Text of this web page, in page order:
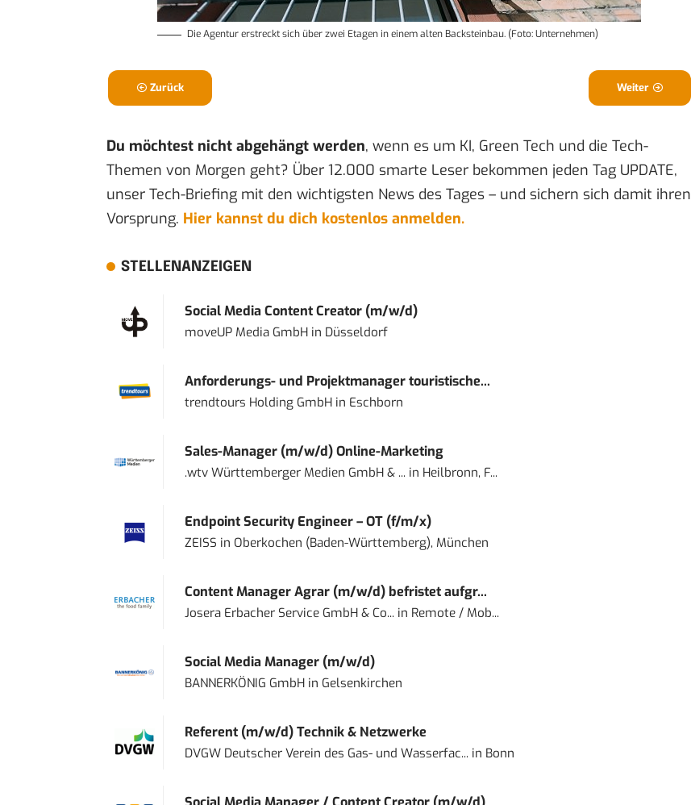
Die Agentur erstreckt sich über zwei Etagen in einem alten Backsteinbau. (Foto: Unternehmen)
Zurück Weiter
Du möchtest nicht abgehängt werden, wenn es um KI, Green Tech und die Tech-
Themen von Morgen geht? Über 12.000 smarte Leser bekommen jeden Tag UPDATE,
unser Tech-Briefing mit den wichtigsten News des Tages – und sichern sich damit ihren
Vorsprung. Hier kannst du dich kostenlos anmelden.
STELLENANZEIGEN
Social Media Content Creator (m/w/d)
moveUP Media GmbHin Düsseldorf
Anforderungs- und Projektmanager touristische...
trendtours Holding GmbHin Eschborn
Sales-Manager (m/w/d) Online-Marketing
.wtv Württemberger Medien GmbH & ...in Heilbronn, F...
Endpoint Security Engineer – OT (f/m/x)
ZEISS in Oberkochen (Baden-Württemberg), München
Content Manager Agrar (m/w/d) befristet aufgr...
Josera Erbacher Service GmbH & Co...in Remote / Mob...
Social Media Manager (m/w/d)
BANNERKÖNIG GmbHin Gelsenkirchen
Referent (m/w/d) Technik & Netzwerke
DVGW Deutscher Verein des Gas- und Wasserfac...in Bonn